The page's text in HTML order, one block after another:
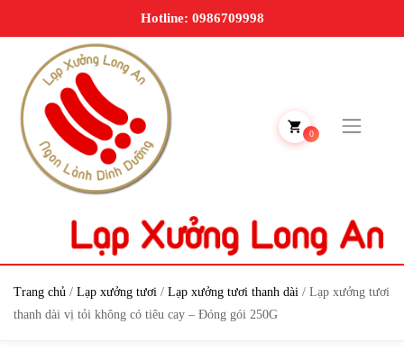
Hotline: 0986709998
0
Trang chủ / Lạp xưởng tươi / Lạp xưởng tươi thanh dài / Lạp xưởng tươi
thanh dài vị tỏi không có tiêu cay – Đóng gói 250G